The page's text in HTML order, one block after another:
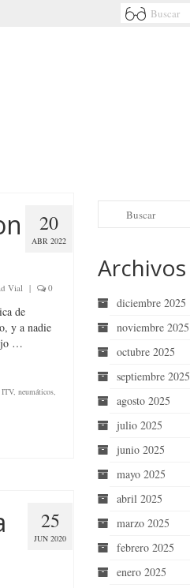
20
ABR 2022
Vial | 0
de
y a nadie
…
ITV, neumáticos,
25
JUN 2020
Archivos
diciembre 2025
noviembre 2025
octubre 2025
septiembre 2025
agosto 2025
julio 2025
junio 2025
mayo 2025
abril 2025
marzo 2025
febrero 2025
enero 2025